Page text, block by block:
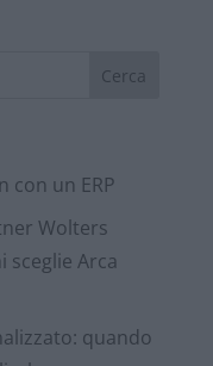
con un ERP
Wolters
sceglie Arca
quando